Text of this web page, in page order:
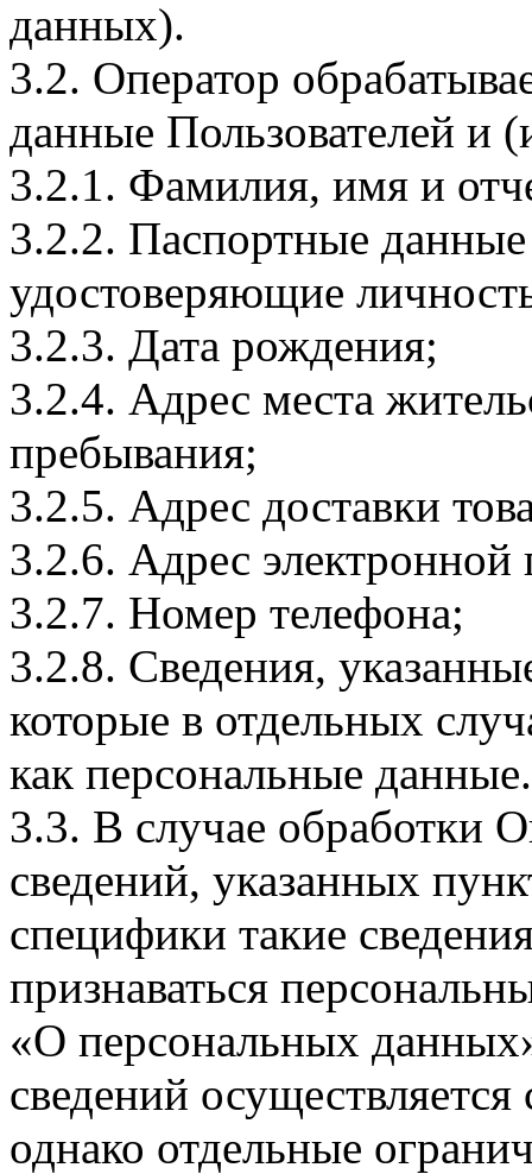
данных).
3.2. Оператор
данные Пользователей и
3.2.1. Фамилия, имя и
3.2.2. Паспортные
удостоверяющие
3.2.3. Дата рождения;
3.2.4. Адрес места
пребывания;
3.2.5. Адрес доставки
3.2.6. Адрес электронной
3.2.7. Номер телефона;
3.2.8. Сведения,
которые в отдельных
как персональные данные.
3.3. В случае обработки
сведений, указанных
специфики такие
признаваться
«О персональных
сведений
однако отдельные